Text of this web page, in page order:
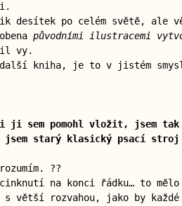
desítek po celém světě,
původními ilustracemi
vy.
kniha, je to v jistém
ji sem pomohl vložit, jsem
jsem starý klasický psací
??
na konci řádku… to
větší rozvahou, jako by každé